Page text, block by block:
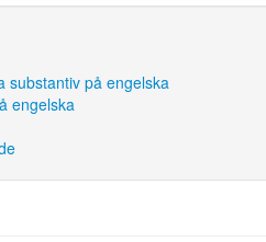
substantiv på engelska
engelska